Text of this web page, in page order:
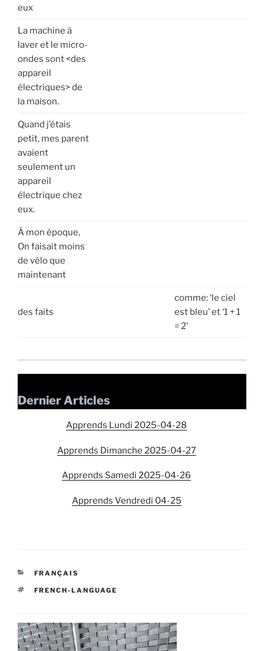
eux
La machine à
laver et le micro-
ondes sont <des
appareil
électriques> de
la maison.
Quand j’étais
petit, mes parent
avaient
seulement un
appareil
électrique chez
eux.
À mon époque,
On faisait moins
de vélo que
maintenant
des faits
comme: ‘le ciel
est bleu’ et ‘1 + 1
= 2’
Dernier Articles
Apprends Lundi 2025-04-28
Apprends Dimanche 2025-04-27
Apprends Samedi 2025-04-26
Apprends Vendredi 04-25
CATEGORIES
FRANÇAIS
TAGS
FRENCH-LANGUAGE